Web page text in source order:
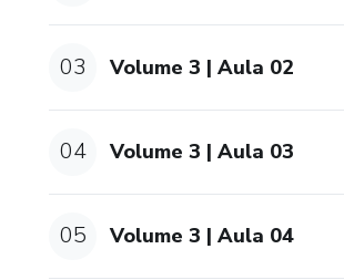
03 Volume 3 | Aula 02
04 Volume 3 | Aula 03
05 Volume 3 | Aula 04